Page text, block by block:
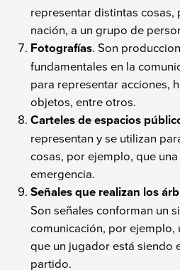
representar distintas cosas,
nación, a un grupo de
Fotografías. Son
fundamentales en la
para representar acciones,
objetos, entre otros.
Carteles de espacios
representan y se utilizan
cosas, por ejemplo, que
emergencia.
Señales que realizan los
Son señales conforman un
comunicación, por ejemplo,
que un jugador está siendo
partido.